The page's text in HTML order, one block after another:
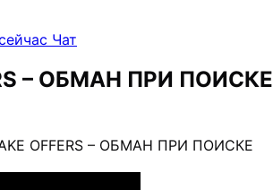
Чат
– ОБМАН ПРИ ПОИСКЕ
OFFERS – ОБМАН ПРИ ПОИСКЕ